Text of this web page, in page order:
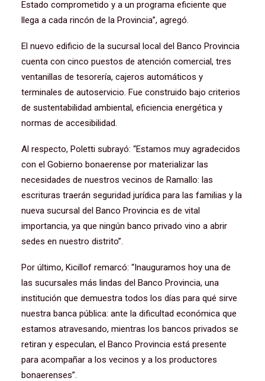
Estado comprometido y a un programa eficiente que
llega a cada rincón de la Provincia”, agregó.
El nuevo edificio de la sucursal local del Banco Provincia
cuenta con cinco puestos de atención comercial, tres
ventanillas de tesorería, cajeros automáticos y
terminales de autoservicio. Fue construido bajo criterios
de sustentabilidad ambiental, eficiencia energética y
normas de accesibilidad.
Al respecto, Poletti subrayó: “Estamos muy agradecidos
con el Gobierno bonaerense por materializar las
necesidades de nuestros vecinos de Ramallo: las
escrituras traerán seguridad jurídica para las familias y la
nueva sucursal del Banco Provincia es de vital
importancia, ya que ningún banco privado vino a abrir
sedes en nuestro distrito”.
Por último, Kicillof remarcó: “Inauguramos hoy una de
las sucursales más lindas del Banco Provincia, una
institución que demuestra todos los días para qué sirve
nuestra banca pública: ante la dificultad económica que
estamos atravesando, mientras los bancos privados se
retiran y especulan, el Banco Provincia está presente
para acompañar a los vecinos y a los productores
bonaerenses”.